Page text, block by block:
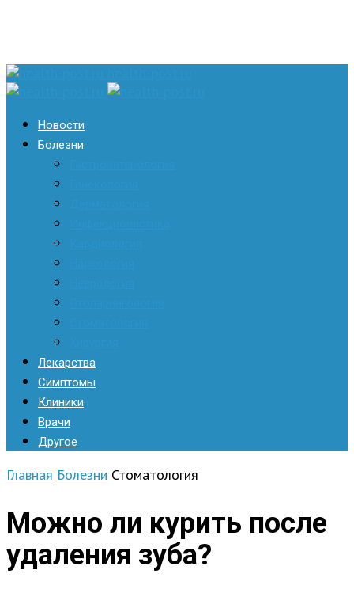
Новости
Болезни
Лекарства
Симптомы
Клиники
Врачи
Другое
Главная Болезни Стоматология
Можно ли курить после
удаления зуба?